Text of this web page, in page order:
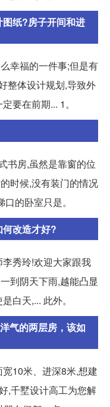
纸?房子开间和进
幸福的一件事;但是有
整体设计规划,导致外
要在前期... 1。
书房,虽然是靠窗的位
时候,没有装门的情况
的卧室只是。
改造才好?
秀玲!欢迎大家跟我
到阴天下雨,越能凸显
白天,... 此外。
气的两层房，该如
10米、进深8米,想建
,千墅设计高工为您解